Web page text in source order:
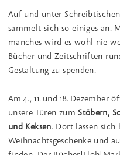
Auf und unter
sammelt sich so einiges an.
manches wird es wohl nie
Bücher und Zeitschriften
Gestaltung zu spenden.
Am 4., 11. und 18. Dezember
unsere Türen zum Stöbern,
und Keksen. Dort lassen
Weihnachtsgeschenke und